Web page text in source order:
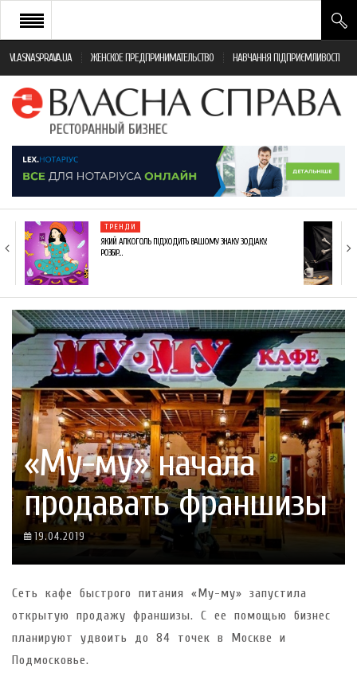
VLASNASPRAVA.UA ЖЕНСКОЕ ПРЕДПРИНИМАТЕЛЬСТВО НАВЧАННЯ ПІДПРИЄМЛИВОСТІ
НОВИНИ РЕСТОРАННОГО БІЗНЕСУ
ЯК ВІДКРИТИ ТА УСПІШНО КЕРУВАТИ
МОНІТОРИНГ ЗАКОНОДАВСТВА
ФРАНЧАЙЗИНГ
КНИГИ
ТРЕНДИ
ЯКИЙ АЛКОГОЛЬ ПІДХОДИТЬ ВАШОМУ ЗНАКУ ЗОДІАКУ:
РОЗБІР…
«Му-му» начала
продавать франшизы
19.04.2019
Сеть кафе быстрого питания «Му-му» запустила
открытую продажу франшизы. С ее помощью бизнес
планируют удвоить до 84 точек в Москве и
Подмосковье.